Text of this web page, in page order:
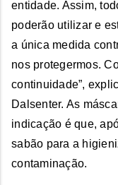
entidade. Assim,
poderão utilizar e
a única medida
nos protegermos.
continuidade”,
Dalsenter. As
indicação é que,
sabão para a
contaminação.